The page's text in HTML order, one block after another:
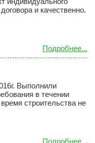
и качественно.
Подробнее...
Выполнили
в течении
строительства не
Подробнее...